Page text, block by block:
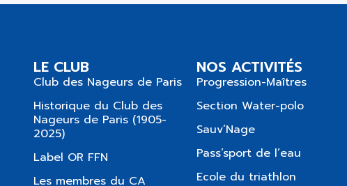
LE CLUB
Club des Nageurs de Paris
Historique du Club des
Nageurs de Paris (1905-
2025)
Label OR FFN
Les membres du CA
NOS ACTIVITÉS
Progression-Maîtres
Section Water-polo
Sauv’Nage
Pass’sport de l’eau
Ecole du triathlon